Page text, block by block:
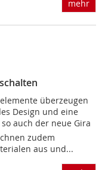
mehr
überzeugen
Design und eine
auch der neue Gira
zudem
aus und...